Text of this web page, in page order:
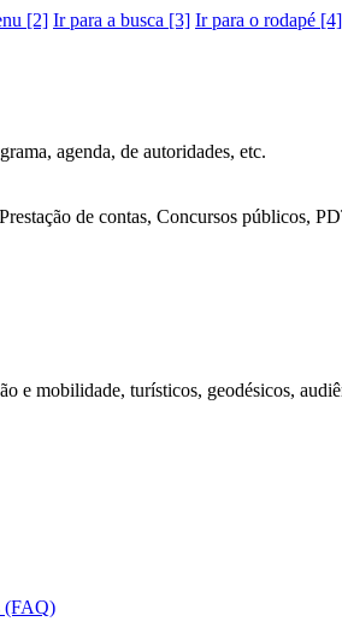
[2] Ir para a busca [3] Ir para o rodapé [4]
agenda, de autoridades, etc.
de contas, Concursos públicos,
e mobilidade, turísticos, geodésicos,
(FAQ)